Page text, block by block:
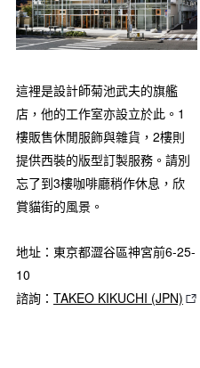
這裡是設計師菊池武夫的旗艦
店，他的工作室亦設立於此。1
樓販售休閒服飾與雜貨，2樓則
提供西裝的版型訂製服務。請別
忘了到3樓咖啡廳稍作休息，欣
賞貓街的風景。
地址：東京都澀谷區神宮前6-25-
10
諮詢： TAKEO KIKUCHI (JPN)